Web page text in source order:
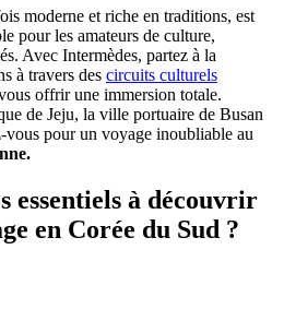
moderne et riche en traditions, est
pour les amateurs de culture,
Avec Intermèdes, partez à la
à travers des circuits culturels
offrir une immersion totale.
de Jeju, la ville portuaire de Busan
vous pour un voyage inoubliable au
essentiels à découvrir
en Corée du Sud ?